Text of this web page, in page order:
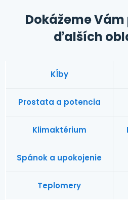
Dokážeme
ďalších
Kĺby
Prostata a potencia
Klimaktérium
Spánok a upokojenie
Teplomery